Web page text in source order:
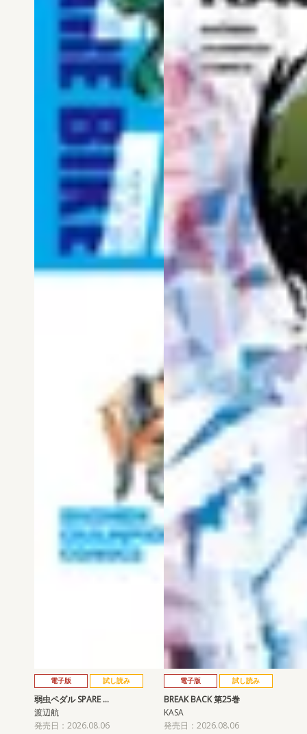
電子版 試し読み
弱虫ペダル SPARE …
渡辺航
発売日：2026.08.06
電子版 試し読み
BREAK BACK 第25巻
KASA
発売日：2026.08.06